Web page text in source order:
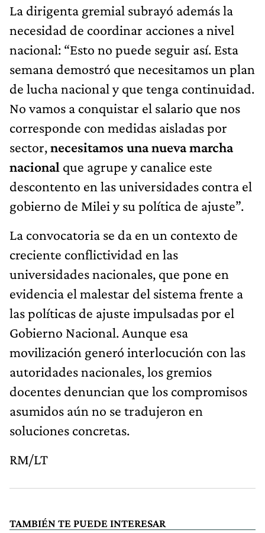
La dirigenta gremial subrayó además la
necesidad de coordinar acciones a nivel
nacional: “Esto no puede seguir así. Esta
semana demostró que necesitamos un plan
de lucha nacional y que tenga continuidad.
No vamos a conquistar el salario que nos
corresponde con medidas aisladas por
sector,necesitamos una nueva marcha
nacional que agrupe y canalice este
descontento en las universidades contra el
gobierno de Milei y su política de ajuste”.
La convocatoria se da en un contexto de
creciente conflictividad en las
universidades nacionales, que pone en
evidencia el malestar del sistema frente a
las políticas de ajuste impulsadas por el
Gobierno Nacional. Aunque esa
movilización generó interlocución con las
autoridades nacionales, los gremios
docentes denuncian que los compromisos
asumidos aún no se tradujeron en
soluciones concretas.
RM/LT
TAMBIÉN TE PUEDE INTERESAR